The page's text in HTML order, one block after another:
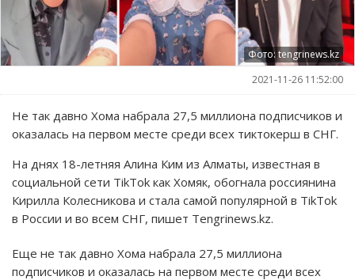
Фото: tengrinews.kz
2021-11-26 11:52:00
Не так давно Хома набрала 27,5 миллиона подписчиков и
оказалась на первом месте среди всех тиктокерш в СНГ.
На днях 18-летняя Алина Ким из Алматы, известная в
социальной сети TikTok как Хомяк, обогнала россиянина
Кирилла Колесникова и стала самой популярной в TikTok
в России и во всем СНГ, пишет Tengrinews.kz.
Еще не так давно Хома набрала 27,5 миллиона
подписчиков и оказалась на первом месте среди всех